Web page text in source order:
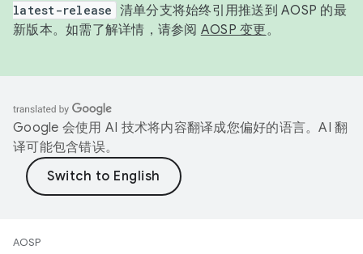
latest-release 清单分支将始终引用推送到 AOSP 的最
新版本。如需了解详情，请参阅 AOSP 变更。
Google 会使用 AI 技术将内容翻译成您偏好的语言。AI 翻
译可能包含错误。
AOSP